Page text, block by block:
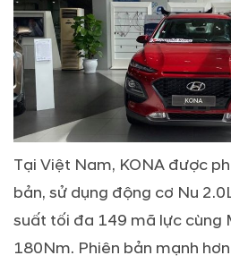
Tại Việt Nam, KONA được
bản, sử dụng động cơ Nu
suất tối đa 149 mã lực cùng
180Nm. Phiên bản mạnh